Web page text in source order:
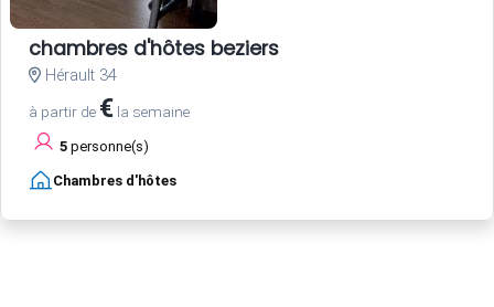
chambres d'hôtes beziers
Hérault 34
à partir de € la semaine
5 personne(s)
Chambres d'hôtes